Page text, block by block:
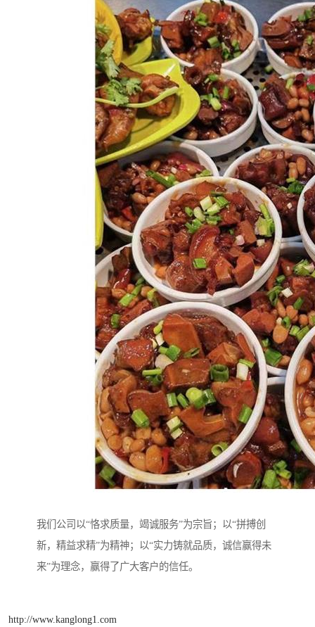
我们公司以“恪求质量，竭诚服务”为宗旨；以“拼搏创
新，精益求精”为精神；以“实力铸就品质，诚信赢得未
来”为理念，赢得了广大客户的信任。
http://www.kanglong1.com